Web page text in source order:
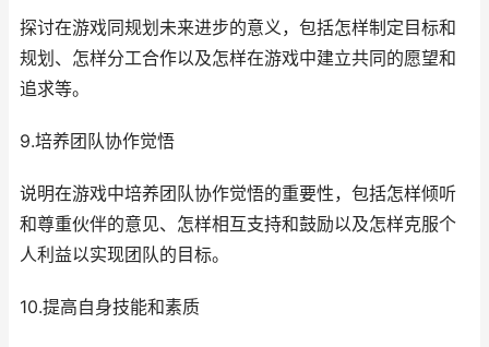
探讨在游戏同规划未来进步的意义，包括怎样制定目标和
规划、怎样分工合作以及怎样在游戏中建立共同的愿望和
追求等。
9.培养团队协作觉悟
说明在游戏中培养团队协作觉悟的重要性，包括怎样倾听
和尊重伙伴的意见、怎样相互支持和鼓励以及怎样克服个
人利益以实现团队的目标。
10.提高自身技能和素质